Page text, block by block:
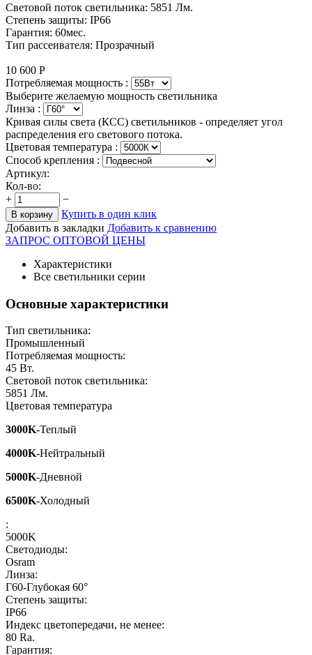
Световой поток светильника: 5851 Лм.
Степень защиты: IP66
Гарантия: 60мес.
Тип рассеивателя: Прозрачный
10 600 Р
Потребляемая мощность :
Выберите желаемую мощность светильника
Линза :
Кривая силы света (КСС) светильников - определяет угол
распределения его светового потока.
Цветовая температура :
Способ крепления :
Артикул:
Кол-во:
+
−
В корзину
Купить в один клик
Добавить в закладки Добавить к сравнению
ЗАПРОС ОПТОВОЙ ЦЕНЫ
Характеристики
Все светильники серии
Основные характеристики
Тип светильника:
Промышленный
Потребляемая мощность:
45 Вт.
Световой поток светильника:
5851 Лм.
Цветовая температура
3000K-Теплый
4000K-Нейтральный
5000K-Дневной
6500K-Холодный
:
5000K
Светодиоды:
Osram
Линза:
Г60-Глубокая 60°
Степень защиты:
IP66
Индекс цветопередачи, не менее:
80 Ra.
Гарантия: